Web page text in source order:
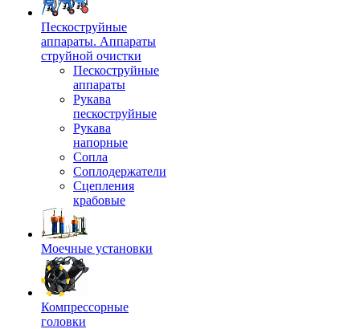
Пескоструйные
аппараты. Аппараты
струйной очистки
Пескоструйные
аппараты
Рукава
пескоструйные
Рукава
напорные
Сопла
Соплодержатели
Сцепления
крабовые
Моечные установки
Компрессорные
головки